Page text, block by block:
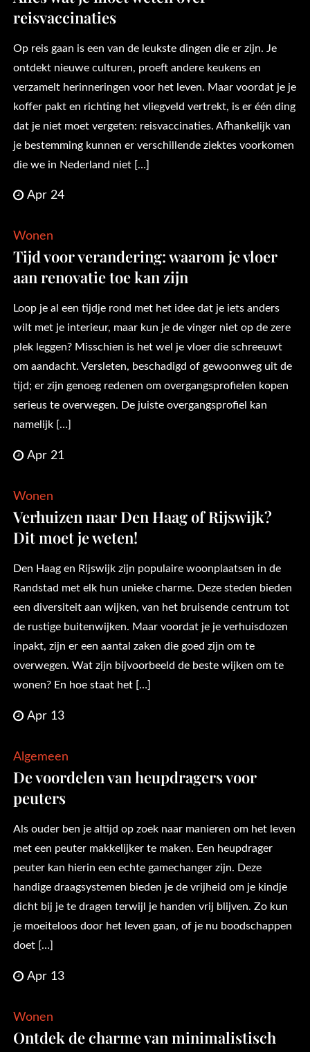
reisvaccinaties
Op reis gaan is een van de leukste dingen die er zijn. Je
ontdekt nieuwe culturen, proeft andere keukens en
verzamelt herinneringen voor het leven. Maar voordat je je
koffer pakt en richting het vliegveld vertrekt, is er één ding
dat je niet moet vergeten: reisvaccinaties. Afhankelijk van
je bestemming kunnen er verschillende ziektes voorkomen
die we in Nederland niet […]
Apr 24
Wonen
Tijd voor verandering: waarom je vloer
aan renovatie toe kan zijn
Loop je al een tijdje rond met het idee dat je iets anders
wilt met je interieur, maar kun je de vinger niet op de zere
plek leggen? Misschien is het wel je vloer die schreeuwt
om aandacht. Versleten, beschadigd of gewoonweg uit de
tijd; er zijn genoeg redenen om overgangsprofielen kopen
serieus te overwegen. De juiste overgangsprofiel kan
namelijk […]
Apr 21
Wonen
Verhuizen naar Den Haag of Rijswijk?
Dit moet je weten!
Den Haag en Rijswijk zijn populaire woonplaatsen in de
Randstad met elk hun unieke charme. Deze steden bieden
een diversiteit aan wijken, van het bruisende centrum tot
de rustige buitenwijken. Maar voordat je je verhuisdozen
inpakt, zijn er een aantal zaken die goed zijn om te
overwegen. Wat zijn bijvoorbeeld de beste wijken om te
wonen? En hoe staat het […]
Apr 13
Algemeen
De voordelen van heupdragers voor
peuters
Als ouder ben je altijd op zoek naar manieren om het leven
met een peuter makkelijker te maken. Een heupdrager
peuter kan hierin een echte gamechanger zijn. Deze
handige draagsystemen bieden je de vrijheid om je kindje
dicht bij je te dragen terwijl je handen vrij blijven. Zo kun
je moeiteloos door het leven gaan, of je nu boodschappen
doet […]
Apr 13
Wonen
Ontdek de charme van minimalistisch